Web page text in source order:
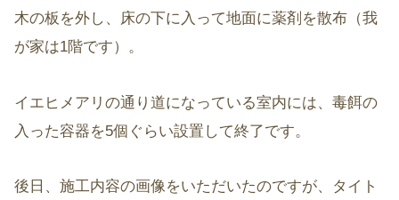
木の板を外し、床の下に入って地面に薬剤を散布（我
が家は1階です）。
イエヒメアリの通り道になっている室内には、毒餌の
入った容器を5個ぐらい設置して終了です。
後日、施工内容の画像をいただいたのですが、タイト